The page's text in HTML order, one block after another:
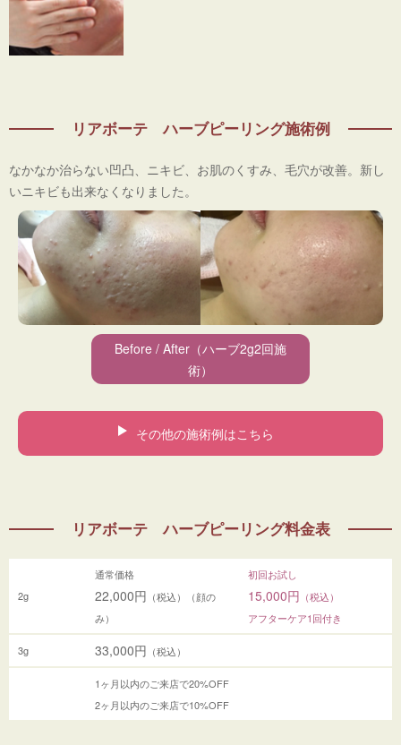
リアボーテ ハーブピーリング施術例
なかなか治らない凹凸、ニキビ、お肌のくすみ、毛穴が改善。新し
いニキビも出来なくなりました。
Before / After（ハーブ2g2回施
術）
その他の施術例はこちら
リアボーテ ハーブピーリング料金表
2g
通常価格
22,000円 （税込）（顔の
み）
初回お試し
15,000円 （税込）
アフターケア1回付き
3g 33,000円 （税込）
1ヶ月以内のご来店で20%OFF
2ヶ月以内のご来店で10%OFF